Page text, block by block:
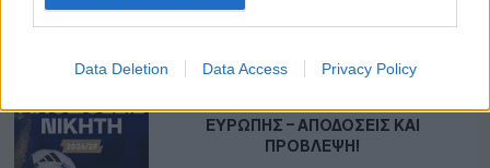
Data Deletion Data Access Privacy Policy
ΣΧΕΤΙΚΆ ΆΡΘΡΑ
EKSTRAKLASA ΠΟΛΩΝΊΑΣ: ΤΟ ΠΙΟ
ΕΥΡΏΠΗΣ – ΑΠΟΔΌΣΕΙΣ ΚΑΙ
ΠΡΌΒΛΕΨΗ!